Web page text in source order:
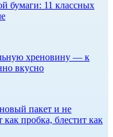
бумаги: 11 классных
хреновину — к
вкусно
пакет и не
как пробка, блестит как